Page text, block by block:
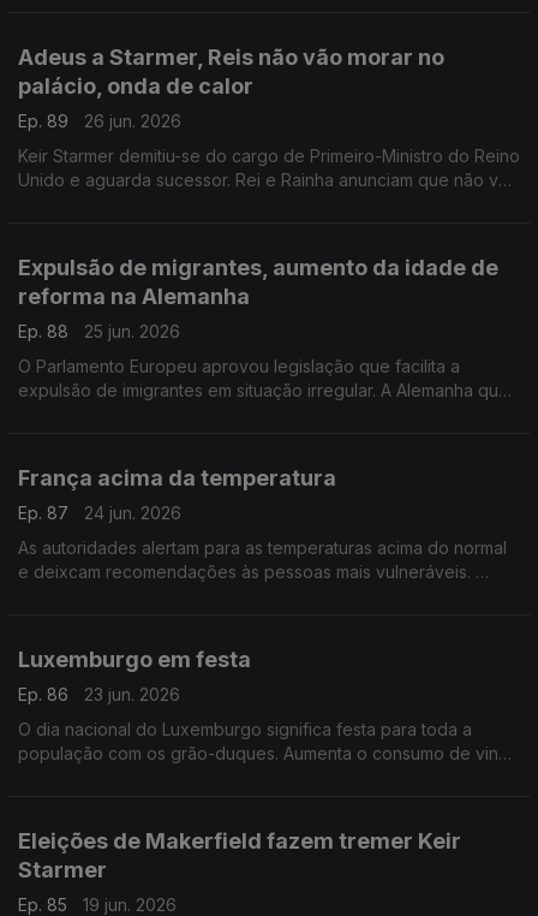
Adeus a Starmer, Reis não vão morar no
palácio, onda de calor
Ep. 89
26 jun. 2026
Keir Starmer demitiu-se do cargo de Primeiro-Ministro do Reino
Unido e aguarda sucessor. Rei e Rainha anunciam que não vão
Expulsão de migrantes, aumento da idade de
reforma na Alemanha
Ep. 88
25 jun. 2026
O Parlamento Europeu aprovou legislação que facilita a
expulsão de imigrantes em situação irregular. A Alemanha quer
França acima da temperatura
Ep. 87
24 jun. 2026
As autoridades alertam para as temperaturas acima do normal
e deixcam recomendações às pessoas mais vulneráveis.
Luxemburgo em festa
Ep. 86
23 jun. 2026
O dia nacional do Luxemburgo significa festa para toda a
população com os grão-duques. Aumenta o consumo de vinho
Eleições de Makerfield fazem tremer Keir
Starmer
Ep. 85
19 jun. 2026